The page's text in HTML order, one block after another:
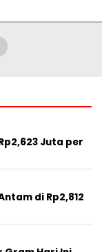
Juta per
di Rp2,812